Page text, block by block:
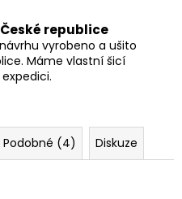
republice
vyrobeno a ušito
Máme vlastní šicí
Podobné (4) Diskuze